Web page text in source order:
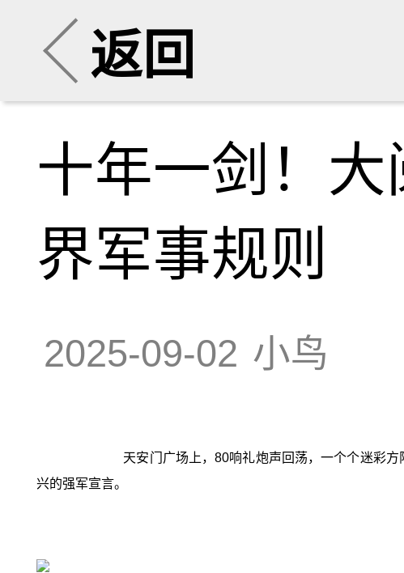
返回
十年一剑！
界军事规则
2025-09-02 小鸟
天安门广场上，80响礼炮声回荡，一个个迷彩
兴的强军宣言。